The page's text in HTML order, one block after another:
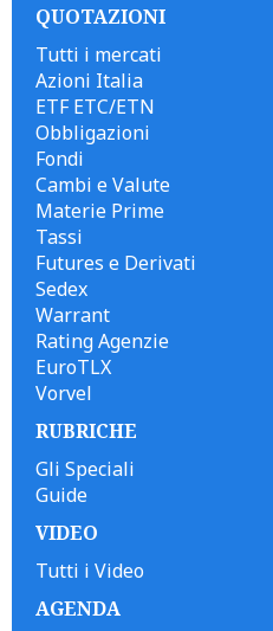
QUOTAZIONI
Tutti i mercati
Azioni Italia
ETF ETC/ETN
Obbligazioni
Fondi
Cambi e Valute
Materie Prime
Tassi
Futures e Derivati
Sedex
Warrant
Rating Agenzie
EuroTLX
Vorvel
RUBRICHE
Gli Speciali
Guide
VIDEO
Tutti i Video
AGENDA